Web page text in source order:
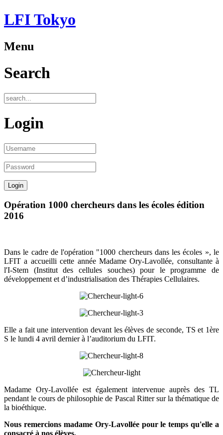
LFI Tokyo
Menu
Search
Login
Opération 1000 chercheurs dans les écoles édition
2016
Dans le cadre de l'opération "1000 chercheurs dans les écoles », le
LFIT a accueilli cette année Madame Ory-Lavollée, consultante à
l'I-Stem (Institut des cellules souches) pour le programme de
développement et d’industrialisation des Thérapies Cellulaires.
Elle a fait une intervention devant les élèves de seconde, TS et 1ère
S le lundi 4 avril dernier à l’auditorium du LFIT.
Madame Ory-Lavollée est également intervenue auprès des TL
pendant le cours de philosophie de Pascal Ritter sur la thématique de
la bioéthique.
Nous remercions madame Ory-Lavollée pour le temps qu'elle a
consacré à nos élèves.